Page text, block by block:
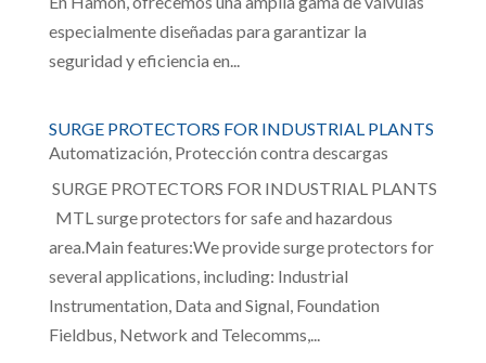
especialmente diseñadas para garantizar la
seguridad y eficiencia en...
SURGE PROTECTORS FOR INDUSTRIAL PLANTS
Automatización, Protección contra descargas
SURGE PROTECTORS FOR INDUSTRIAL PLANTS
MTL surge protectors for safe and hazardous
area.Main features:We provide surge protectors for
several applications, including: Industrial
Instrumentation, Data and Signal, Foundation
Fieldbus, Network and Telecomms,...